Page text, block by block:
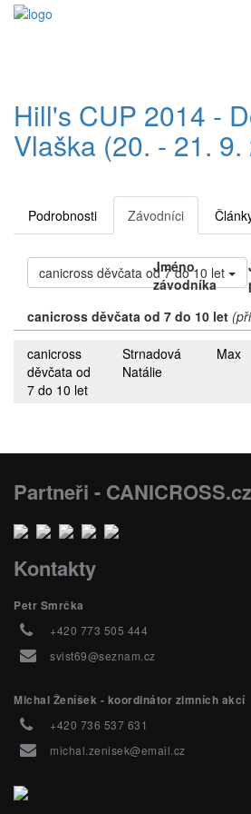
Hill's CUP 2014 -
Vlaška (20. - 21. 9.
Podrobnosti Závodníci
canicross děvčata od 7 do 10 let
Jméno
závodníka
canicross děvčata od 7 do 10 let
canicross
děvčata od
7 do 10 let
Strnadová
Natálie
Max
Partneři - CANICROSS.cz
Kontakty
Petr Smrčka
+420 773 505 444
svist69@seznam.cz
Michal Ženíšek - koordinátor zimních akcí
+420 736 537 631
michal.zenisek@email.cz